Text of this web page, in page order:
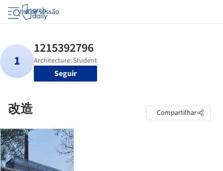
Iniciar sessão
Seguir
改造 Compartilhar